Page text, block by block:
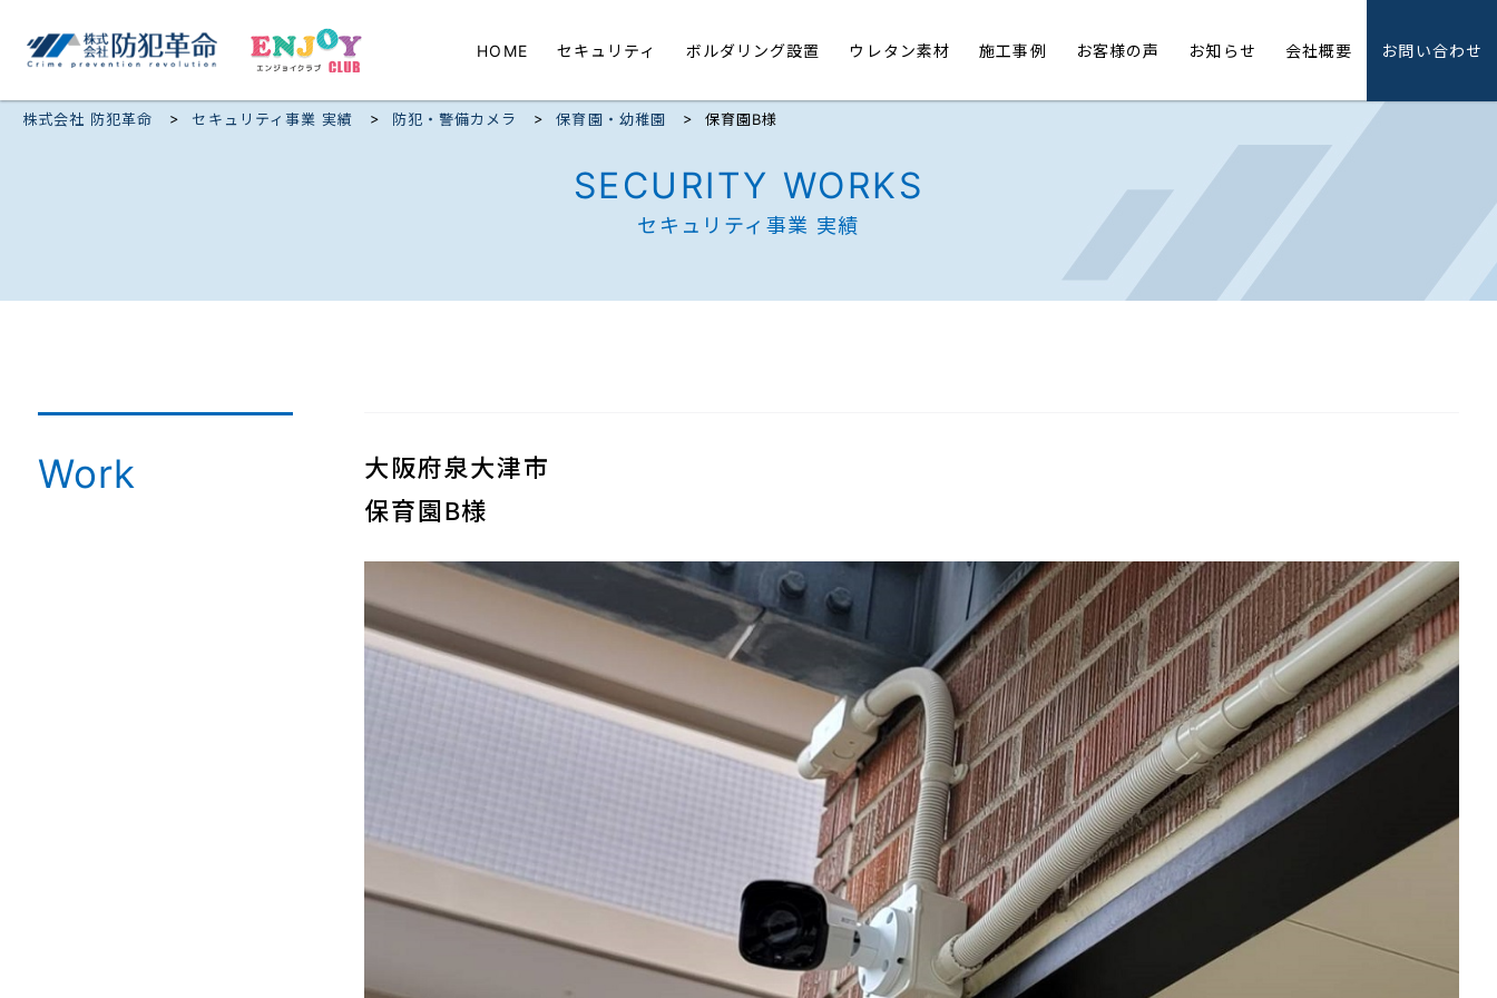
HOME セキュリティ ボルダリング設置 ウレタン素材 施工事例 お客様の声 お知らせ 会社概要 お問い合わせ
株式会社 防犯革命 > セキュリティ事業 実績 > 防犯・警備カメラ > 保育園・幼稚園 > 保育園B様
SECURITY WORKS
セキュリティ事業 実績
Work
大阪府泉大津市
保育園B様